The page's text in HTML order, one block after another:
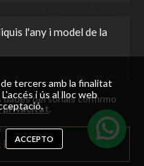
personals confirmo
privacitat.
tercers amb la finalitat
i ús al lloc web
ACCEPTO